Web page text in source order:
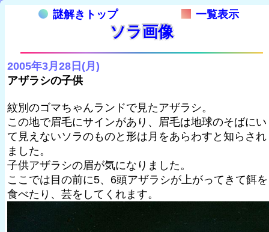
謎解きトップ 一覧表示
ソラ画像
2005年3月28日(月)
アザラシの子供
紋別のゴマちゃんランドで見たアザラシ。
この地で眉毛にサインがあり、眉毛は地球のそばにい
て見えないソラのものと形は月をあらわすと知らされ
ました。
子供アザラシの眉が気になりました。
ここでは目の前に5、6頭アザラシが上がってきて餌を
食べたり、芸をしてくれます。